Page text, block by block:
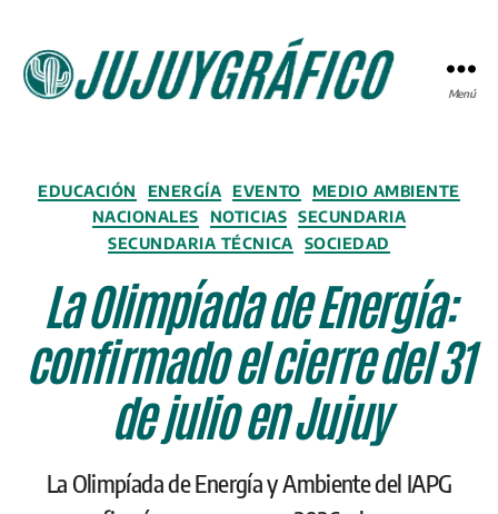
Menú
Categorías
EDUCACIÓN ENERGÍA EVENTO
MEDIO AMBIENTE
NACIONALES
NOTICIAS SECUNDARIA
SECUNDARIA TÉCNICA
SOCIEDAD
La Olimpíada de Energía:
confirmado el cierre del 31
de julio en Jujuy
La Olimpíada de Energía y Ambiente del IAPG